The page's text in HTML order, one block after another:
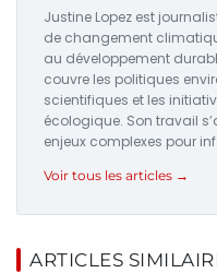
Justine Lopez est
de changement
au développement
couvre les politiques
scientifiques et les
écologique. Son travail
enjeux complexes pour
Voir tous les articles →
ARTICLES